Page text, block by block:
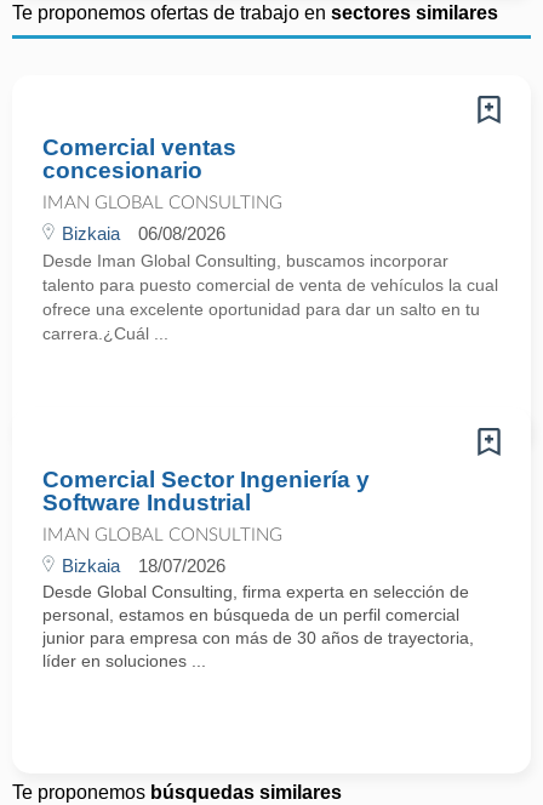
Te proponemos ofertas de trabajo en sectores similares
Comercial ventas
concesionario
IMAN GLOBAL CONSULTING
Bizkaia 06/08/2026
Desde Iman Global Consulting, buscamos incorporar
talento para puesto comercial de venta de vehículos la cual
ofrece una excelente oportunidad para dar un salto en tu
carrera.¿Cuál ...
Comercial Sector Ingeniería y
Software Industrial
IMAN GLOBAL CONSULTING
Bizkaia 18/07/2026
Desde Global Consulting, firma experta en selección de
personal, estamos en búsqueda de un perfil comercial
junior para empresa con más de 30 años de trayectoria,
líder en soluciones ...
Te proponemos búsquedas similares